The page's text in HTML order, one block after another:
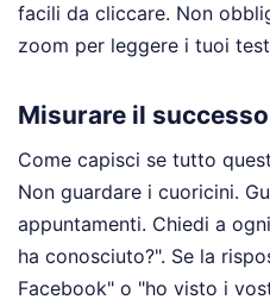
facili da cliccare. Non
zoom per leggere i tuoi
Misurare il
Come capisci se tutto
Non guardare i cuoricini.
appuntamenti. Chiedi a
ha conosciuto?". Se la
Facebook" o "ho visto i